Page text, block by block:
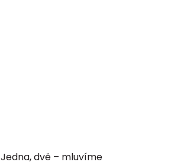
Jedna, dvě – mluvíme